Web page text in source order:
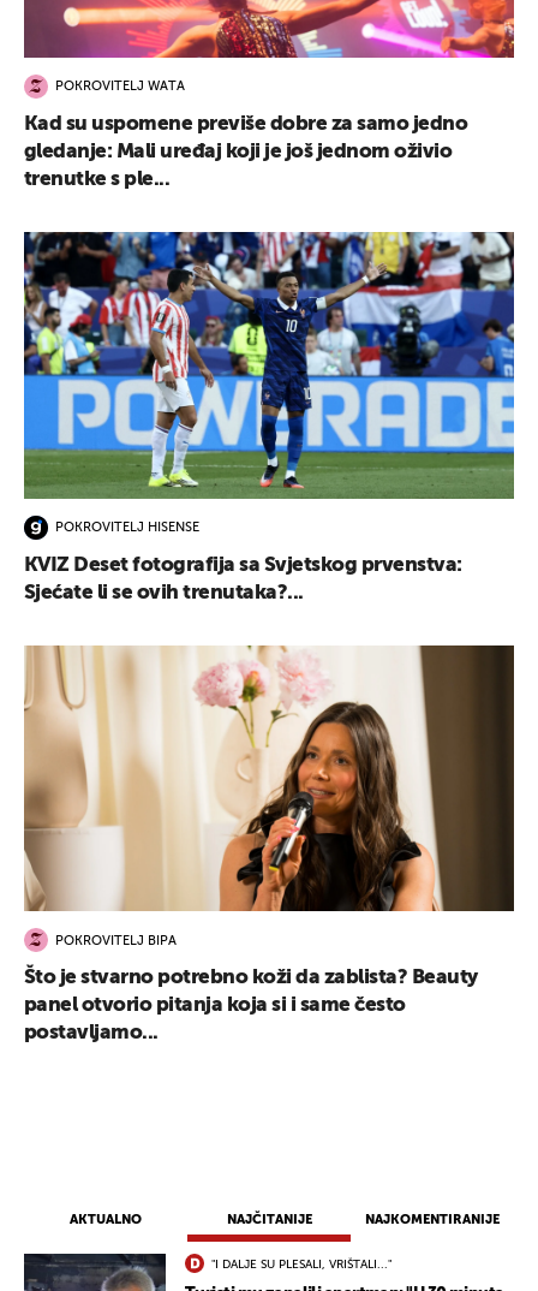
AKTUALNO NAJČITANIJE NAJKOMENTIRANIJE
"I DALJE SU PLESALI, VRIŠTALI..."
POKROVITELJ WATA
Kad su uspomene previše dobre za samo jedno
gledanje: Mali uređaj koji je još jednom oživio
trenutke s ple...
POKROVITELJ HISENSE
KVIZ Deset fotografija sa Svjetskog prvenstva:
Sjećate li se ovih trenutaka?...
POKROVITELJ BIPA
Što je stvarno potrebno koži da zablista? Beauty
panel otvorio pitanja koja si i same često
postavljamo...